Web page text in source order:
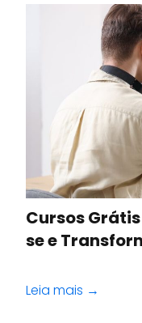
Cursos
se e
Leia mais →